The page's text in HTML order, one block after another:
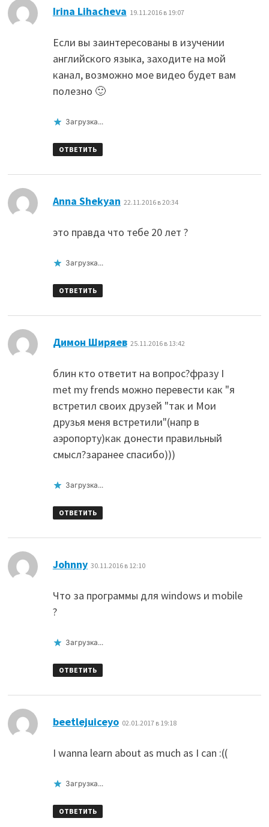
Irina Lihacheva 19.11.2016 в 19:07
Если вы заинтересованы в изучении
английского языка, заходите на мой
канал, возможно мое видео будет вам
полезно 🙂
Загрузка...
ОТВЕТИТЬ
Anna Shekyan 22.11.2016 в 20:34
это правда что тебе 20 лет ?
Загрузка...
ОТВЕТИТЬ
Димон Ширяев: 25.11.2016 в 13:42
блин кто ответит на вопрос?фразу I
met my frends можно перевести как "я
встретил своих друзей "так и Мои
друзья меня встретили"(напр в
аэропорту)как донести правильный
смысл?заранее спасибо)))
Загрузка...
ОТВЕТИТЬ
Johnny: 30.11.2016 в 12:10
Что за программы для windows и mobile
?
Загрузка...
ОТВЕТИТЬ
beetlejuiceyo: 02.01.2017 в 19:18
I wanna learn about as much as I can :((
Загрузка...
ОТВЕТИТЬ